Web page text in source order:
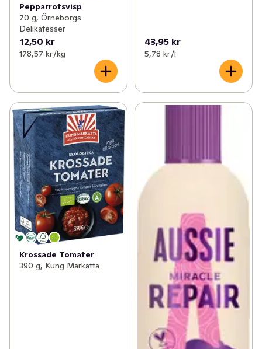
Pepparrotsvisp
70 g, Örneborgs
Delikatesser
12,50 kr
178,57 kr /kg
43,95 kr
5,78 kr /l
Krossade Tomater
390 g, Kung Markatta